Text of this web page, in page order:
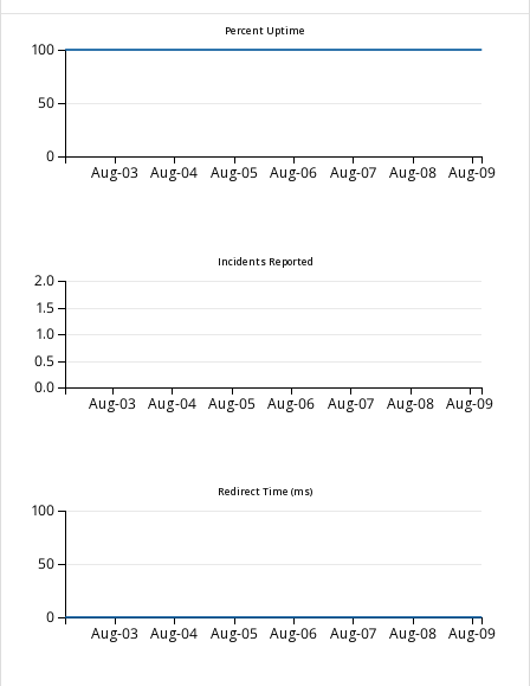
Percent Uptime
Aug-03 Aug-04 Aug-05 Aug-06 Aug-07 Aug-08 Aug-09
0
50
100
Incidents Reported
Aug-03 Aug-04 Aug-05 Aug-06 Aug-07 Aug-08 Aug-09
0.0
0.5
1.0
1.5
2.0
Redirect Time (ms)
Aug-03 Aug-04 Aug-05 Aug-06 Aug-07 Aug-08 Aug-09
0
50
100